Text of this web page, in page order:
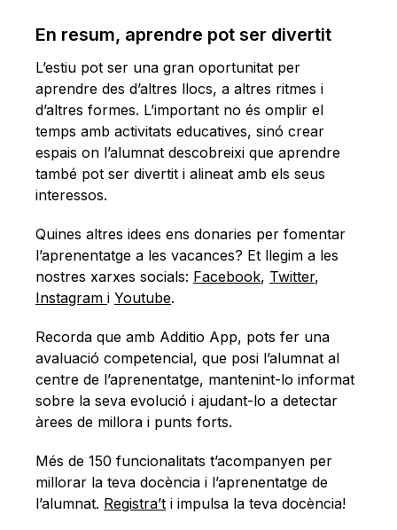
En resum, aprendre pot ser divertit
L’estiu pot ser una gran oportunitat per
aprendre des d’altres llocs, a altres ritmes i
d’altres formes. L’important no és omplir el
temps amb activitats educatives, sinó crear
espais on l’alumnat descobreixi que aprendre
també pot ser divertit i alineat amb els seus
interessos.
Quines altres idees ens donaries per fomentar
l’aprenentatge a les vacances? Et llegim a les
nostres xarxes socials: Facebook, Twitter,
Instagram i Youtube.
Recorda que amb Additio App, pots fer una
avaluació competencial, que posi l’alumnat al
centre de l’aprenentatge, mantenint-lo informat
sobre la seva evolució i ajudant-lo a detectar
àrees de millora i punts forts.
Més de 150 funcionalitats t’acompanyen per
millorar la teva docència i l’aprenentatge de
l’alumnat. Registra’t i impulsa la teva docència!